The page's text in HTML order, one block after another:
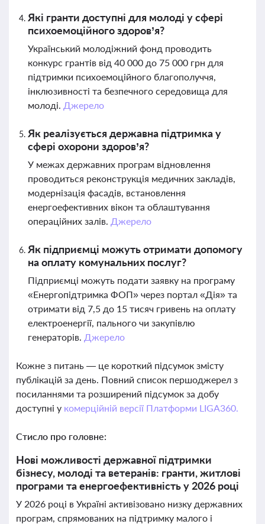
Які гранти доступні для молоді у сфері
психоемоційного здоров’я?
Український молодіжний фонд проводить
конкурс грантів від 40 000 до 75 000 грн для
підтримки психоемоційного благополуччя,
інклюзивності та безпечного середовища для
молоді. Джерело
Як реалізується державна підтримка у
сфері охорони здоров’я?
У межах державних програм відновлення
проводиться реконструкція медичних закладів,
модернізація фасадів, встановлення
енергоефективних вікон та облаштування
операційних залів. Джерело
Як підприємці можуть отримати допомогу
на оплату комунальних послуг?
Підприємці можуть подати заявку на програму
«Енергопідтримка ФОП» через портал «Дія» та
отримати від 7,5 до 15 тисяч гривень на оплату
електроенергії, пального чи закупівлю
генераторів. Джерело
Кожне з питань — це короткий підсумок змісту
публікацій за день. Повний список першоджерел з
посиланнями та розширений підсумок за добу
доступні у комерційній версії Платформи LIGA360.
Стисло про головне:
Нові можливості державної підтримки
бізнесу, молоді та ветеранів: гранти, житлові
програми та енергоефективність у 2026 році
У 2026 році в Україні активізовано низку державних
програм, спрямованих на підтримку малого і